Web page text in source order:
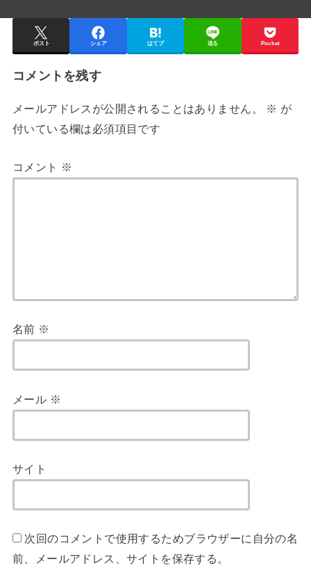
ポスト シェア はてブ 送る Pocket
コメントを残す
メールアドレスが公開されることはありません。 ※ が
付いている欄は必須項目です
コメント ※
名前 ※
メール ※
サイト
次回のコメントで使用するためブラウザーに自分の名
前、メールアドレス、サイトを保存する。